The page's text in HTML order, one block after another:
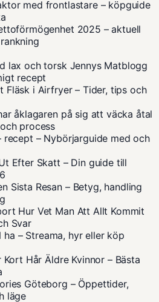
med frontlastare – köpguide
2025 – aktuell
lax och torsk Jennys Matblogg
recept
Fläsk i Airfryer – Tider, tips och
åklagaren på sig att väcka åtal
process
recept – Nybörjarguide med och
Efter Skatt – Din guide till
Sista Resan – Betyg, handling
Hur Vet Man Att Allt Kommit
Svar
– Streama, hyr eller köp
Kort Hår Äldre Kvinnor – Bästa
Göteborg – Öppettider,
läge